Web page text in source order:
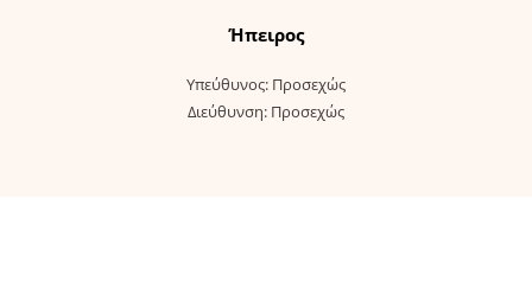
Ήπειρος
Υπεύθυνος: Προσεχώς
Διεύθυνση: Προσεχώς